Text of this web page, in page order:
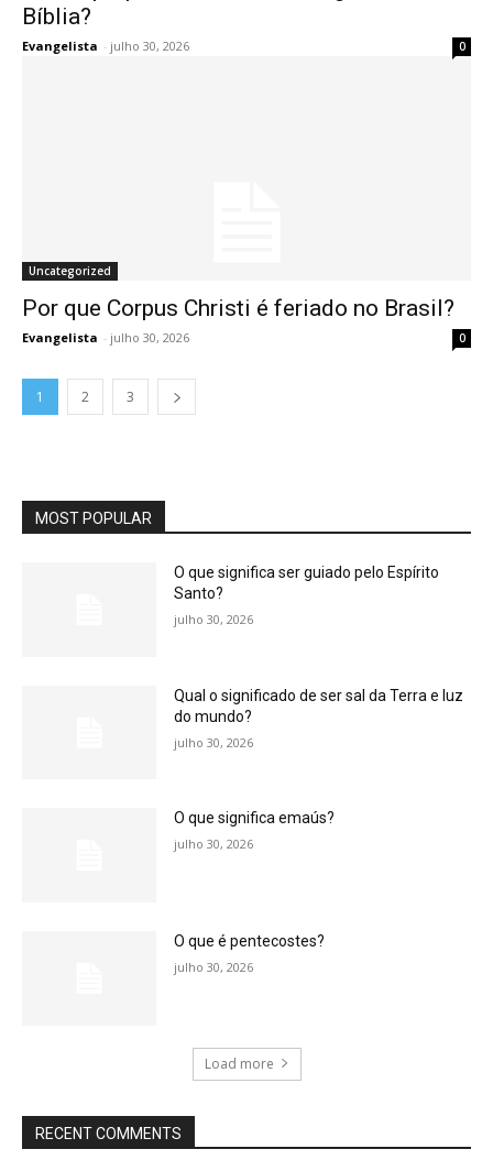
Bíblia?
Evangelista - julho 30, 2026 0
Uncategorized
Por que Corpus Christi é feriado no Brasil?
Evangelista - julho 30, 2026 0
1 2 3
MOST POPULAR
O que significa ser guiado pelo Espírito
Santo?
julho 30, 2026
Qual o significado de ser sal da Terra e luz
do mundo?
julho 30, 2026
O que significa emaús?
julho 30, 2026
O que é pentecostes?
julho 30, 2026
Load more
RECENT COMMENTS